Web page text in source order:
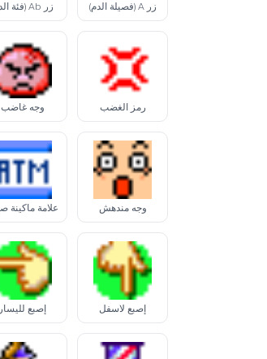
زر A (فصيلة الدم) زر Ab (فئة الدم)
رمز الغضب وجه غاضب
وجه مندهش
إصبع لأسفل إصبع لليسار